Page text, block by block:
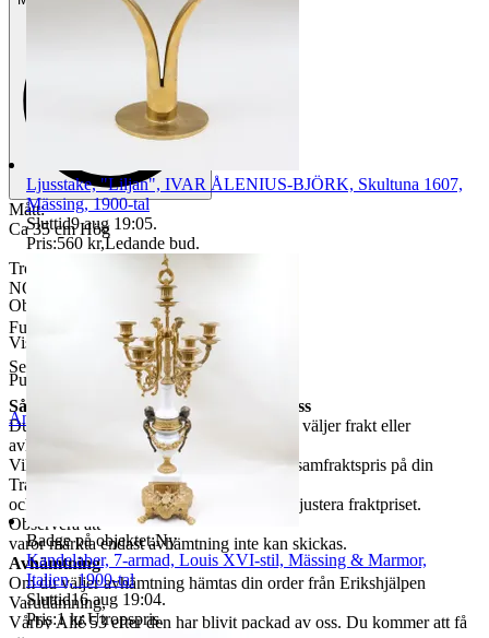
Mått:
Ca 35 cm Hög
Troligtvis från Danish Lighting
NOS märkt
Funktionstestad
Se bilder
Så här går det till när du handlar hos oss
Du betalar din order direkt på Tradera och väljer frakt eller
avhämtning.
Vill du att vi samfraktar fler varor? Begär samfraktspris på din
Traderasida
och vänta med att betala tills vi har hunnit justera fraktpriset.
Observera att
varor märkta endast avhämtning inte kan skickas.
Avhämtning
Om du väljer avhämtning hämtas din order från Erikshjälpen
Varutlämning,
Vårby Allé 53 efter den har blivit packad av oss. Du kommer att få
Objektnr
734 939 951
Visningar
2 076
Publicerad
5 jun 19:19
Anmäl Sälj liknande
Ljusstake, "Liljan", IVAR ÅLENIUS-BJÖRK, Skultuna 1607,
Mässing, 1900-tal
Sluttid9 aug 19:05.
Pris:560 kr,Ledande bud.
Badge på objektet:Ny
Kandelaber, 7-armad, Louis XVI-stil, Mässing & Marmor,
Italien, 1900-tal
Sluttid16 aug 19:04.
Pris:1 kr,Utropspris.